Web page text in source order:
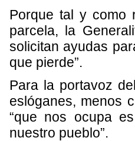
Porque tal y como
parcela, la
solicitan ayudas
que pierde”.
Para la portavoz
eslóganes, menos
“que nos ocupa
nuestro pueblo”.